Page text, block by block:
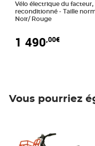
Vélo électrique du facteur,
reconditionné - Taille normale -
Noir/ Rouge
1 490,00€
Vous pourriez